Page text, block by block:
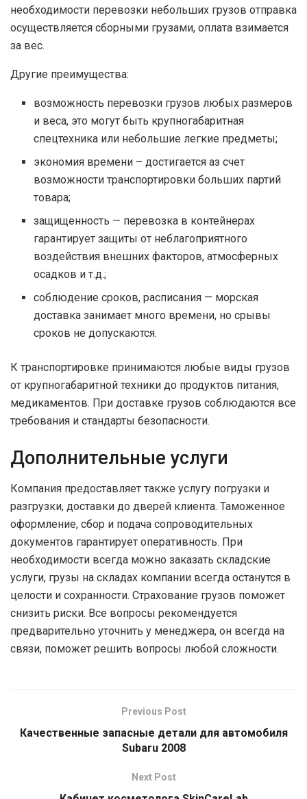
необходимости перевозки небольших грузов отправка
осуществляется сборными грузами, оплата взимается
за вес.
Другие преимущества:
возможность перевозки грузов любых размеров
и веса, это могут быть крупногабаритная
спецтехника или небольшие легкие предметы;
экономия времени – достигается аз счет
возможности транспортировки больших партий
товара;
защищенность — перевозка в контейнерах
гарантирует защиты от неблагоприятного
воздействия внешних факторов, атмосферных
осадков и т.д.;
соблюдение сроков, расписания — морская
доставка занимает много времени, но срывы
сроков не допускаются.
К транспортировке принимаются любые виды грузов
от крупногабаритной техники до продуктов питания,
медикаментов. При доставке грузов соблюдаются все
требования и стандарты безопасности.
Дополнительные услуги
Компания предоставляет также услугу погрузки и
разгрузки, доставки до дверей клиента. Таможенное
оформление, сбор и подача сопроводительных
документов гарантирует оперативность. При
необходимости всегда можно заказать складские
услуги, грузы на складах компании всегда останутся в
целости и сохранности. Страхование грузов поможет
снизить риски. Все вопросы рекомендуется
предварительно уточнить у менеджера, он всегда на
связи, поможет решить вопросы любой сложности.
Previous Post
Качественные запасные детали для автомобиля
Subaru 2008
Next Post